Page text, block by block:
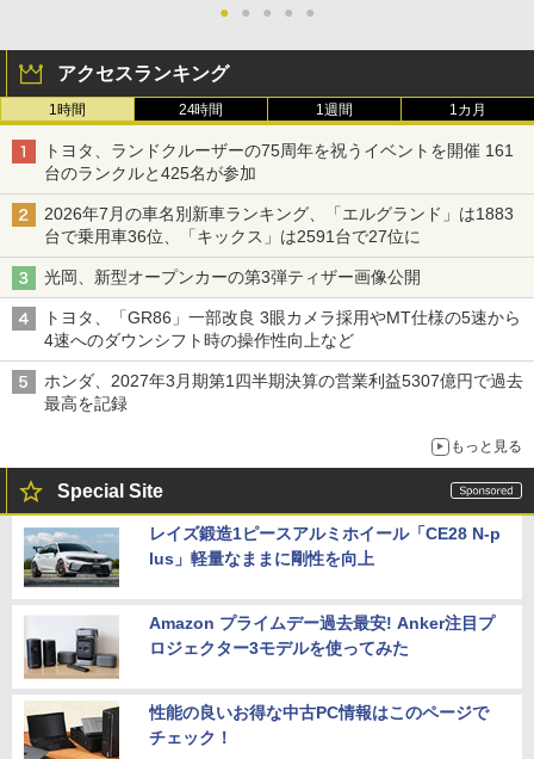
● ● ● ● ●
アクセスランキング
1時間 24時間 1週間 1カ月
トヨタ、ランドクルーザーの75周年を祝うイベントを開催 161
台のランクルと425名が参加
2026年7月の車名別新車ランキング、「エルグランド」は1883
台で乗用車36位、「キックス」は2591台で27位に
光岡、新型オープンカーの第3弾ティザー画像公開
トヨタ、「GR86」一部改良 3眼カメラ採用やMT仕様の5速から
4速へのダウンシフト時の操作性向上など
ホンダ、2027年3月期第1四半期決算の営業利益5307億円で過去
最高を記録
もっと見る
Special Site
レイズ鍛造1ピースアルミホイール「CE28 N-p
lus」軽量なままに剛性を向上
Amazon プライムデー過去最安! Anker注目プ
ロジェクター3モデルを使ってみた
性能の良いお得な中古PC情報はこのページで
チェック！